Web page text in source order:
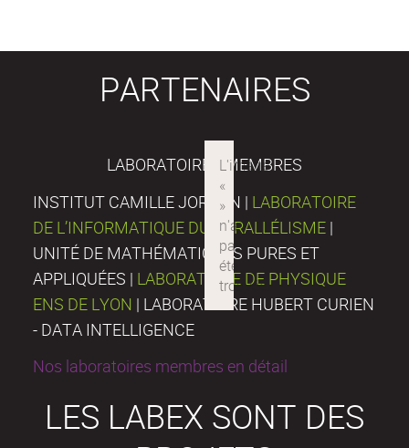
PARTENAIRES
LABORATOIRES MEMBRES
INSTITUT CAMILLE JORDAN | LABORATOIRE
DE L’INFORMATIQUE DU PARALLÉLISME |
UNITÉ DE MATHÉMATIQUES PURES ET
APPLIQUÉES | LABORATOIRE DE PHYSIQUE
ENS DE LYON | LABORATOIRE HUBERT CURIEN
- DATA INTELLIGENCE
Nos laboratoires membres en détail
LES LABEX SONT DES